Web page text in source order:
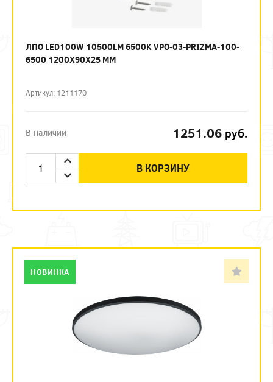
ЛПО LED100W 10500LM 6500K VPO-03-PRIZMA-100-
6500 1200Х90Х25 ММ
Артикул: 1211170
В наличии 1251.06 руб.
В КОРЗИНУ
НОВИНКА